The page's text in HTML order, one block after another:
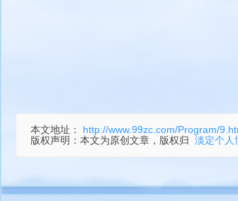
在组里面新建一个组，命名可以根据需求，我
本文地址：
http://www.99zc.com/Program/
版权声明： 本文为原创文章，版权归 淡定个人